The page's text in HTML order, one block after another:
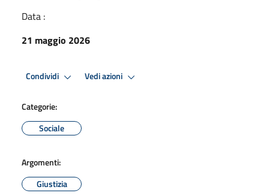
Data :
21 maggio 2026
Condividi Vedi azioni
Categorie:
Sociale
Argomenti:
Giustizia